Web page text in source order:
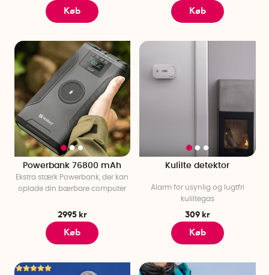
Køb Køb
Powerbank 76800 mAh
Ekstra stærk Powerbank, der kan
oplade din bærbare computer
2995 kr
Køb
Kulilte detektor
Alarm for usynlig og lugtfri
kuliltegas
309 kr
Køb